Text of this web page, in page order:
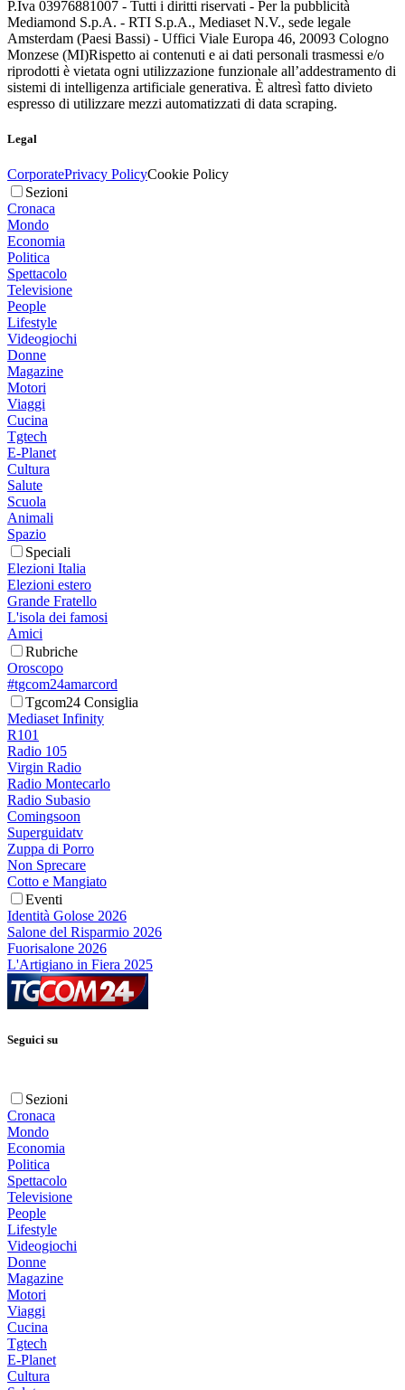
P.Iva 03976881007 - Tutti i diritti riservati - Per la pubblicità
Mediamond S.p.A. - RTI S.p.A., Mediaset N.V., sede legale
Amsterdam (Paesi Bassi) - Uffici Viale Europa 46, 20093 Cologno
Monzese (MI)Rispetto ai contenuti e ai dati personali trasmessi e/o
riprodotti è vietata ogni utilizzazione funzionale all’addestramento di
sistemi di intelligenza artificiale generativa. È altresì fatto divieto
espresso di utilizzare mezzi automatizzati di data scraping.
Legal
CorporatePrivacy PolicyCookie Policy
Sezioni
Cronaca
Mondo
Economia
Politica
Spettacolo
Televisione
People
Lifestyle
Videogiochi
Donne
Magazine
Motori
Viaggi
Cucina
Tgtech
E-Planet
Cultura
Salute
Scuola
Animali
Spazio
Speciali
Elezioni Italia
Elezioni estero
Grande Fratello
L'isola dei famosi
Amici
Rubriche
Oroscopo
#tgcom24amarcord
Tgcom24 Consiglia
Mediaset Infinity
R101
Radio 105
Virgin Radio
Radio Montecarlo
Radio Subasio
Comingsoon
Superguidatv
Zuppa di Porro
Non Sprecare
Cotto e Mangiato
Eventi
Identità Golose 2026
Salone del Risparmio 2026
Fuorisalone 2026
L'Artigiano in Fiera 2025
Seguici su
Sezioni
Cronaca
Mondo
Economia
Politica
Spettacolo
Televisione
People
Lifestyle
Videogiochi
Donne
Magazine
Motori
Viaggi
Cucina
Tgtech
E-Planet
Cultura